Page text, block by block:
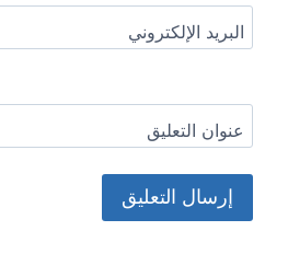
البريد الإلكتروني
عنوان التعليق